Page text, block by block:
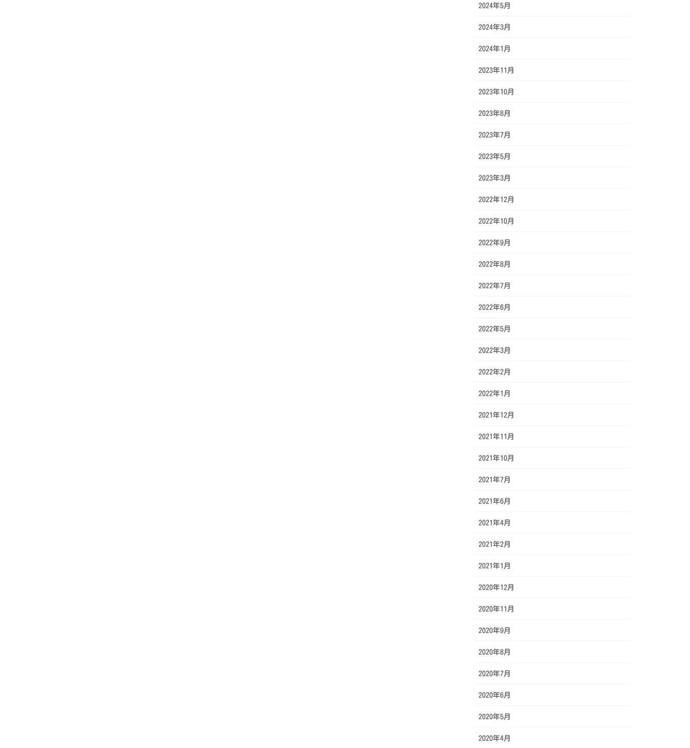
2024年5月
2024年3月
2024年1月
2023年11月
2023年10月
2023年8月
2023年7月
2023年5月
2023年3月
2022年12月
2022年10月
2022年9月
2022年8月
2022年7月
2022年6月
2022年5月
2022年3月
2022年2月
2022年1月
2021年12月
2021年11月
2021年10月
2021年7月
2021年6月
2021年4月
2021年2月
2021年1月
2020年12月
2020年11月
2020年9月
2020年8月
2020年7月
2020年6月
2020年5月
2020年4月